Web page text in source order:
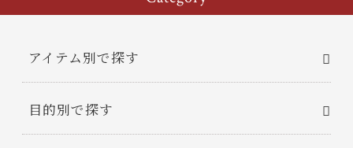
アイテム別で探す
目的別で探す